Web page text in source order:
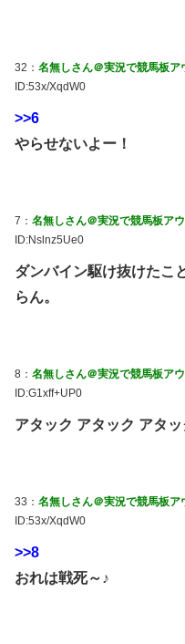
32： 名無しさん＠実況で競馬板ア
ID:53x/XqdW0
>>6
やらせないよー！
7： 名無しさん＠実況で競馬板ア
ID:Nslnz5Ue0
ダンバイン駆け抜けたこ
らん。
8： 名無しさん＠実況で競馬板ア
ID:G1xff+UP0
アタック アタック アタッ
33： 名無しさん＠実況で競馬板ア
ID:53x/XqdW0
>>8
おれは戦死～♪